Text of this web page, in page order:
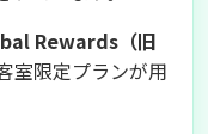
Rewards（旧
室限定プランが用